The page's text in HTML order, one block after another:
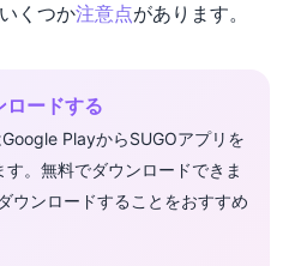
くつか注意点があります。
ロードする
PlayからSUGOアプリを
す。無料でダウンロードできま
ウンロードすることをおすすめ